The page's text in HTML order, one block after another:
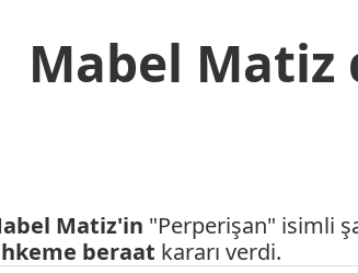
Mabel Matiz
Matiz'in "Perperişan" isimli
beraat kararı verdi.